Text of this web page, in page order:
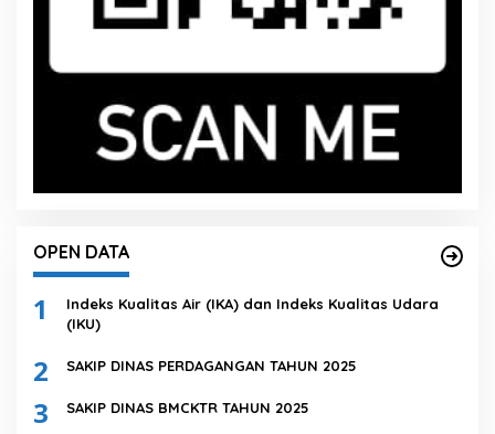
OPEN DATA
1
Indeks Kualitas Air (IKA) dan Indeks Kualitas Udara
(IKU)
2 SAKIP DINAS PERDAGANGAN TAHUN 2025
3 SAKIP DINAS BMCKTR TAHUN 2025